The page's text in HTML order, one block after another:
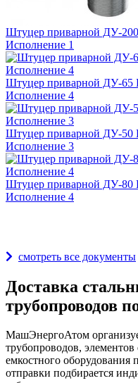
Штуцер приварной ДУ-
Исполнение 1
Штуцер приварной ДУ-65
Исполнение 4
Штуцер приварной ДУ-50
Исполнение 3
Штуцер приварной ДУ-80
Исполнение 4
смотреть все документы
Доставка
трубопроводов
МашЭнергоАтом
трубопроводов, элементов
емкостного
отправки подбирается